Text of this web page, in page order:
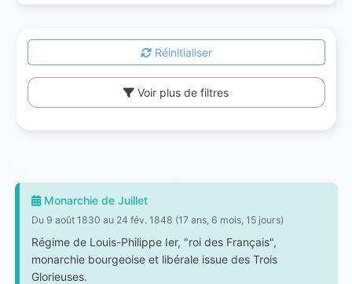
Réinitialiser
Voir plus de filtres
Monarchie de Juillet
Du 9 août 1830 au 24 fév. 1848 (17 ans, 6 mois, 15 jours)
Régime de Louis-Philippe Ier, "roi des Français",
monarchie bourgeoise et libérale issue des Trois
Glorieuses.